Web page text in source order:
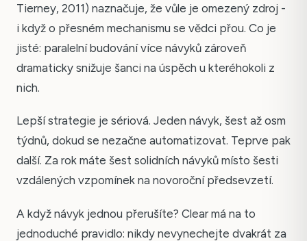
Tierney, 2011) naznačuje, že vůle je omezený zdroj -
i když o přesném mechanismu se vědci přou. Co je
jisté: paralelní budování více návyků zároveň
dramaticky snižuje šanci na úspěch u kteréhokoli z
nich.
Lepší strategie je sériová. Jeden návyk, šest až osm
týdnů, dokud se nezačne automatizovat. Teprve pak
další. Za rok máte šest solidních návyků místo šesti
vzdálených vzpomínek na novoroční předsevzetí.
A když návyk jednou přerušíte? Clear má na to
jednoduché pravidlo: nikdy nevynechejte dvakrát za